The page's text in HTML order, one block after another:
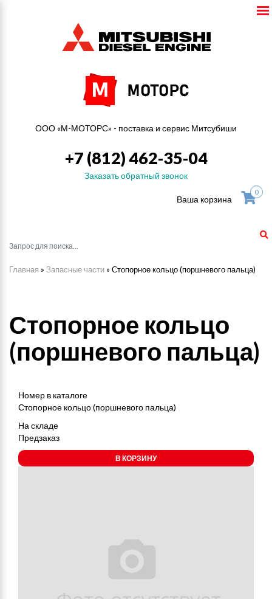
ООО «М-МОТОРС» - поставка и сервис Митсубиши
+7 (812) 462-35-04
Заказать обратный звонок
Ваша корзина
0
Главная » Запасные части » Стопорное кольцо (поршневого пальца)
Стопорное кольцо
(поршневого пальца)
Номер в каталоге
Стопорное кольцо (поршневого пальца)
На складе
Предзаказ
В КОРЗИНУ